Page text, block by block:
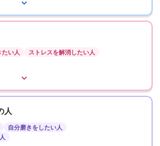
たい人 ストレスを解消したい人
人
自分磨きをしたい人